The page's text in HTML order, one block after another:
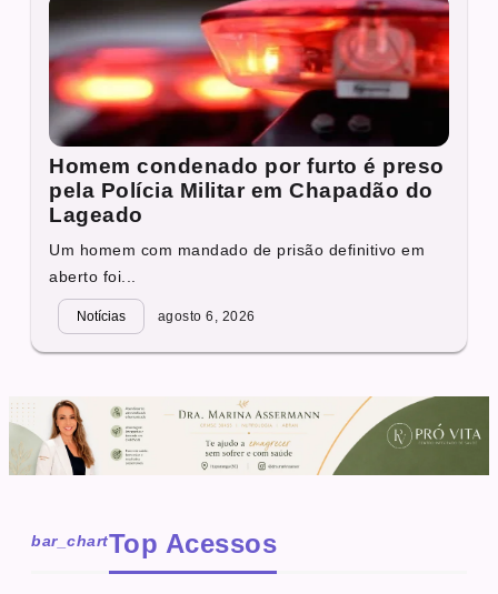
Homem condenado por furto é preso
pela Polícia Militar em Chapadão do
Lageado
Um homem com mandado de prisão definitivo em
aberto foi...
Notícias agosto 6, 2026
bar_chartTop Acessos